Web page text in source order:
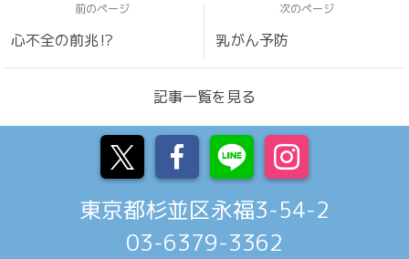
前のページ
心不全の前兆⁉️
次のページ
乳がん予防
記事一覧を見る
東京都杉並区永福3-54-2
03-6379-3362